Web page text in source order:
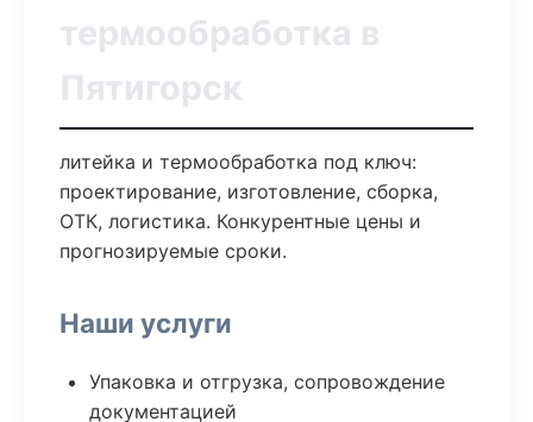
термообработка в
Пятигорск
литейка и термообработка под ключ:
проектирование, изготовление, сборка,
ОТК, логистика. Конкурентные цены и
прогнозируемые сроки.
Наши услуги
Упаковка и отгрузка, сопровождение
документацией